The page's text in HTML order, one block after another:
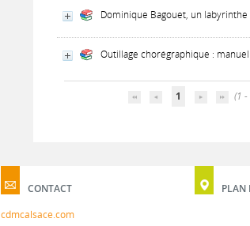
Dominique Bagouet, un
Outillage chorégraphique :
1 (1
CONTACT
cdmcalsace.com
PLAN